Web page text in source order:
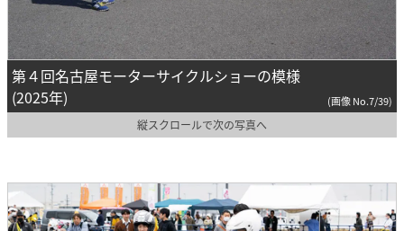
第４回名古屋モーターサイクルショーの模様
(2025年)
(画像 No.7/39)
縦スクロールで次の写真へ